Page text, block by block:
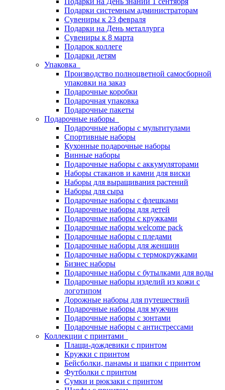
Подарки системным администраторам
Сувениры к 23 февраля
Подарки на День металлурга
Сувениры к 8 марта
Подарок коллеге
Подарки детям
Упаковка
Производство полноцветной самосборной
упаковки на заказ
Подарочные коробки
Подарочная упаковка
Подарочные пакеты
Подарочные наборы
Подарочные наборы с мультитулами
Спортивные наборы
Кухонные подарочные наборы
Винные наборы
Подарочные наборы с аккумуляторами
Наборы стаканов и камни для виски
Наборы для выращивания растений
Наборы для сыра
Подарочные наборы с флешками
Подарочные наборы для детей
Подарочные наборы с кружками
Подарочные наборы welcome pack
Подарочные наборы с пледами
Подарочные наборы для женщин
Подарочные наборы с термокружками
Бизнес наборы
Подарочные наборы с бутылками для воды
Подарочные наборы изделий из кожи с
логотипом
Дорожные наборы для путешествий
Подарочные наборы для мужчин
Подарочные наборы с зонтами
Подарочные наборы с антистрессами
Коллекции с принтами
Плащи-дождевики с принтом
Кружки с принтом
Бейсболки, панамы и шапки с принтом
Футболки с принтом
Сумки и рюкзаки с принтом